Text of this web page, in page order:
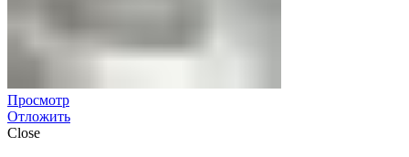
Просмотр
Отложить
Close